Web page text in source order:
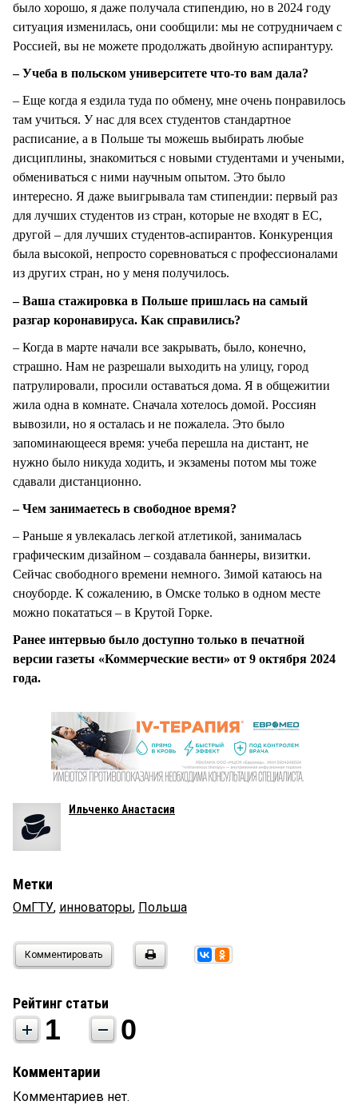
было хорошо, я даже получала стипендию, но в 2024 году
ситуация изменилась, они сообщили: мы не сотрудничаем с
Россией, вы не можете продолжать двойную аспирантуру.
– Учеба в польском университете что-то вам дала?
– Еще когда я ездила туда по обмену, мне очень понравилось
там учиться. У нас для всех студентов стандартное
расписание, а в Польше ты можешь выбирать любые
дисциплины, знакомиться с новыми студентами и учеными,
обмениваться с ними научным опытом. Это было
интересно. Я даже выигрывала там стипендии: первый раз
для лучших студентов из стран, которые не входят в ЕС,
другой – для лучших студентов-аспирантов. Конкуренция
была высокой, непросто соревноваться с профессионалами
из других стран, но у меня получилось.
– Ваша стажировка в Польше пришлась на самый
разгар коронавируса. Как справились?
– Когда в марте начали все закрывать, было, конечно,
страшно. Нам не разрешали выходить на улицу, город
патрулировали, просили оставаться дома. Я в общежитии
жила одна в комнате. Сначала хотелось домой. Россиян
вывозили, но я осталась и не пожалела. Это было
запоминающееся время: учеба перешла на дистант, не
нужно было никуда ходить, и экзамены потом мы тоже
сдавали дистанционно.
– Чем занимаетесь в свободное время?
– Раньше я увлекалась легкой атлетикой, занималась
графическим дизайном – создавала баннеры, визитки.
Сейчас свободного времени немного. Зимой катаюсь на
сноуборде. К сожалению, в Омске только в одном месте
можно покататься – в Крутой Горке.
Ранее интервью было доступно только в печатной
версии газеты «Коммерческие вести» от 9 октября 2024
года.
Ильченко Анастасия
Метки
ОмГТУ, инноваторы, Польша
Комментировать
Рейтинг статьи
1 0
Комментарии
Комментариев нет.